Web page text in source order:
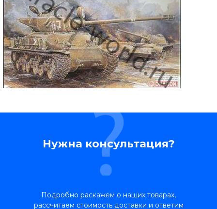
Нужна консультация?
Подробно раскажем о наших товарах,
рассчитаем стоимость доставки и ответим